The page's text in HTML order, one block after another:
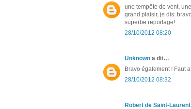
une tempête de vent,
grand plaisir, je dis:
superbe reportage!
28/10/2012 08:20
Unknown a dit…
Bravo également ! Faut
28/10/2012 08:32
Robert de Saint-Laurent